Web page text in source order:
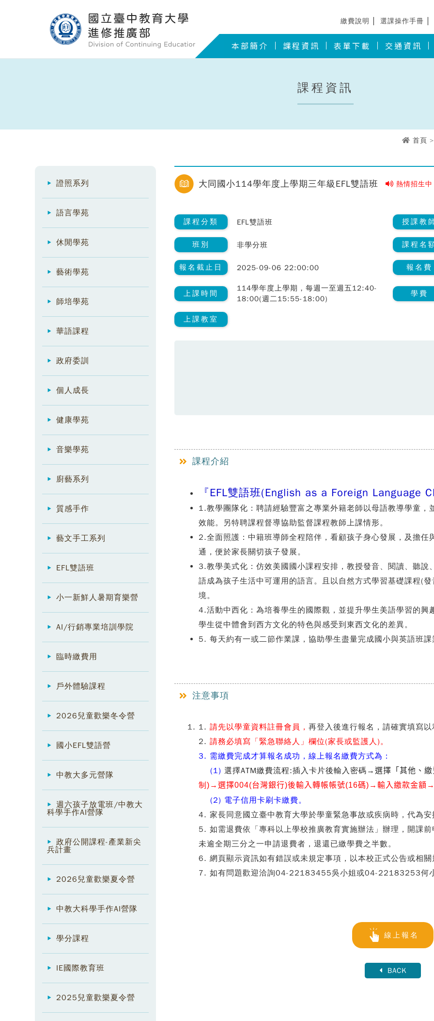
繳費說明 選課操作手冊
本部簡介 課程資訊 表單下載 交通資訊
課程資訊
首頁
證照系列
語言學苑
休閒學苑
藝術學苑
師培學苑
華語課程
政府委訓
個人成長
健康學苑
音樂學苑
廚藝系列
質感手作
藝文手工系列
EFL雙語班
小一新鮮人暑期育樂營
AI/行銷專業培訓學院
臨時繳費用
戶外體驗課程
2026兒童歡樂冬令營
國小EFL雙語營
中教大多元營隊
週六孩子放電班/中教大
科學手作AI營隊
政府公開課程-產業新尖
兵計畫
2026兒童歡樂夏令營
中教大科學手作AI營隊
學分課程
IE國際教育班
2025兒童歡樂夏令營
大同國小114學年度上學期三年級EFL雙語班 熱情招生中
課程分類 EFL雙語班 授課教
班別 非學分班 課程名
報名截止日 2025-09-06 22:00:00 報名費
上課時間
114學年度上學期，每週一至週五12:40-
18:00(週二15:55-18:00)
學費
上課教室
課程介紹
『EFL雙語班(English as a Foreign Language
1.教學團隊化：聘請經驗豐富之專業外籍老師以母語教導學童
效能。另特聘課程督導協助監督課程教師上課情形。
2.全面照護：中籍班導師全程陪伴，看顧孩子身心發展，及擔任
通，便於家長關切孩子發展。
3.教學美式化：仿效美國國小課程安排，教授發音、閱讀、聽
語成為孩子生活中可運用的語言。且以自然方式學習基礎課程(
境。
4.活動中西化：為培養學生的國際觀，並提升學生美語學習的興
學生從中體會到西方文化的特色與感受到東西文化的差異。
5. 每天約有一或二節作業課，協助學生盡量完成國小與英語班課
注意事項
1. 請先以學童資料註冊會員， 再登入後進行報名，請確實填寫
2. 請務必填寫 「 緊急聯絡人 」 欄位(家長或監護人)。
3. 需繳費完成才算報名成功，線上報名繳費方式為：
(1) 選擇ATM繳費流程:插入卡片後輸入密碼 →選擇 「其他、
制) →選擇004(台灣銀行)後輸入轉帳帳號(16碼) →輸入繳款金額
(2) 電子信用卡刷卡繳費。
4. 家長同意國立臺中教育大學於學童緊急事故或疾病時，代為
5. 如需退費依「專科以上學校推廣教育實施辦法」辦理，開課
未逾全期三分之一申請退費者，退還已繳學費之半數。
6. 網頁顯示資訊如有錯誤或未規定事項，以本校正式公告或相
7. 如有問題歡迎洽詢04-22183455吳小姐或04-22183253何
線上報名
BACK